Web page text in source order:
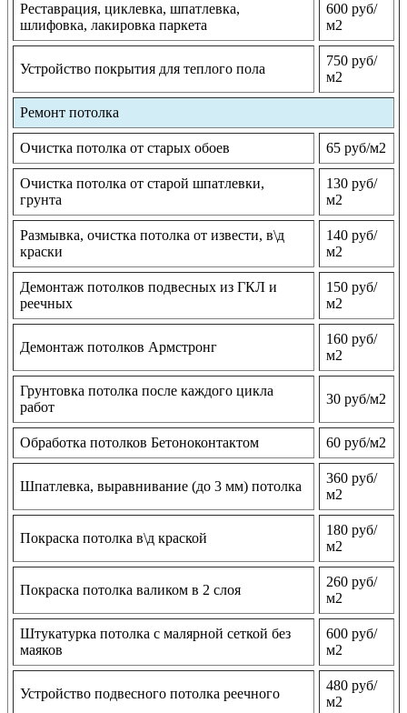
Реставрация, циклевка, шпатлевка,
шлифовка, лакировка паркета
600 руб/
м2
Устройство покрытия для теплого пола
750 руб/
м2
Ремонт потолка
Очистка потолка от старых обоев 65 руб/м2
Очистка потолка от старой шпатлевки,
грунта
130 руб/
м2
Размывка, очистка потолка от извести, в\д
краски
140 руб/
м2
Демонтаж потолков подвесных из ГКЛ и
реечных
150 руб/
м2
Демонтаж потолков Армстронг
160 руб/
м2
Грунтовка потолка после каждого цикла
работ
30 руб/м2
Обработка потолков Бетоноконтактом 60 руб/м2
Шпатлевка, выравнивание (до 3 мм) потолка
360 руб/
м2
Покраска потолка в\д краской
180 руб/
м2
Покраска потолка валиком в 2 слоя
260 руб/
м2
Штукатурка потолка с малярной сеткой без
маяков
600 руб/
м2
Устройство подвесного потолка реечного
480 руб/
м2